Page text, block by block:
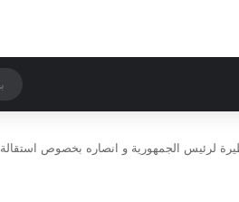
الجمهورية و انصاره بخصوص استقالة 64 قيادي بحزب العمال